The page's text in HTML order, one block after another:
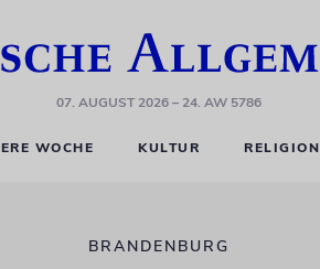
07. AUGUST 2026– 24. AW 5786
WOCHE KULTUR RELIGION
BRANDENBURG